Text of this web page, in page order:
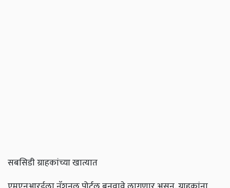
सबसिडी ग्राहकांच्या खात्यात